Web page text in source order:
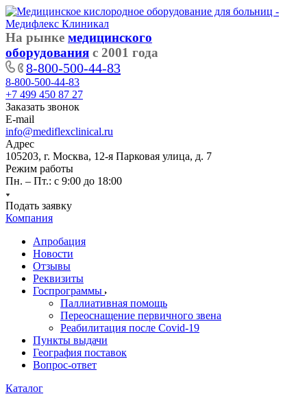
На рынке медицинского
оборудования с 2001 года
8-800-500-44-83
8-800-500-44-83
+7 499 450 87 27
Заказать звонок
E-mail
info@mediflexclinical.ru
Адрес
105203, г. Москва, 12-я Парковая улица, д. 7
Режим работы
Пн. – Пт.: с 9:00 до 18:00
Подать заявку
Компания
Апробация
Новости
Отзывы
Реквизиты
Госпрограммы
Паллиативная помощь
Переоснащение первичного звена
Реабилитация после Covid-19
Пункты выдачи
География поставок
Вопрос-ответ
Каталог